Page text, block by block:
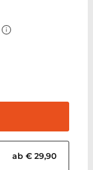
ab € 29,90